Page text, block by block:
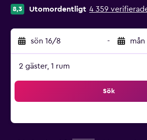
8,3 Utomordentligt 4 359
sön 16/8 - mån
2 gäster, 1 rum
Sök